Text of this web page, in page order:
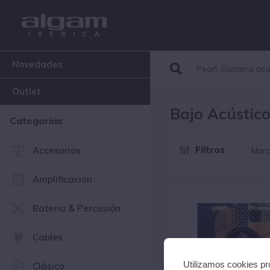
Novedades
Outlet
Categorías
Accesorios
Amplificación
Bateria & Percusión
Cables
Clásico
Bajo Acústico
Filtros
Utilizamos cookies